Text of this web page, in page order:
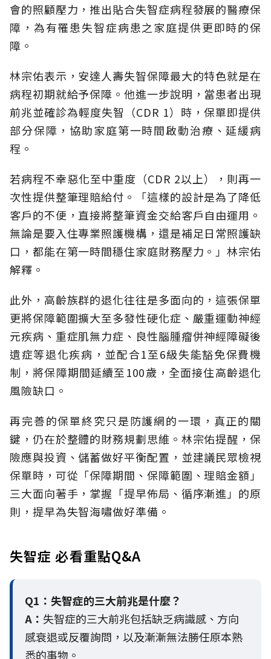
會的照顧壓力，推出貼合失智症病程發展的醫療保
障，為有罹患失智症病患之家庭提供更即時的保
障。
林宗佑表示，安達人壽失智保障最大的特色就是在
病程初期就給予保障。他進一步說明，當患者出現
前兆並確診為輕度失智（CDR 1）時，保單即提供
部分保障，協助家庭第一時間啟動治療、延緩病
程。
若病程不幸惡化至中重度（CDR 2以上），則再一
次性提供整筆理賠給付。「這樣的設計是為了降低
客戶的不便，直接將整筆資金交給客戶自由運用。
無論是要入住專業照護機構，還是補足日常照護缺
口，都能在第一時間穩住家庭財務壓力。」林宗佑
解釋。
此外，高齡族群的退化往往是多面向的，這張保單
更將保障範圍擴大至多發性硬化症、嚴重運動神經
元疾病、重症肌無力症、良性腦腫瘤併神經障礙後
遺症等退化疾病，並配合1至6級失能豁免保費機
制，將保障期間延續至100歲，全面接住高齡退化
風險缺口。
再完善的保單終究只是防護網的一環，真正的關
鍵，仍在於整體的財務規劃思維。 林宗佑提醒，保
險應與投資、儲蓄做好平衡配置，並建議民眾檢視
保單時，可從「保障期間、保障範圍、理賠金額」
三大面向著手，掌握「提早佈局、循序漸進」的原
則，提早為失智海嘯做好準備。
失智症 必看重點Q&A
Q1：失智症的三大前兆是什麼？
A： 失智症的三大前兆包括缺乏病識感、方向
感衰退或反覆詢問，以及漸漸無法勝任原本熟
悉的事物。